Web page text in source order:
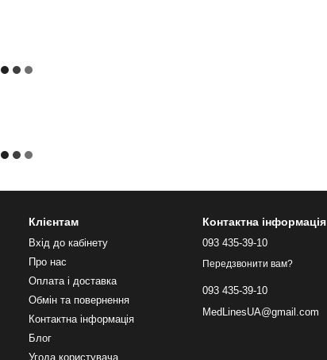
Клієнтам
Вхід до кабінету
Про нас
Оплата і доставка
Обмін та повернення
Контактна інформація
Блог
Угода користувача
Контактна інформація
093 435-39-10
Передзвонити вам?
093 435-39-10
MedLinesUA@gmail.com